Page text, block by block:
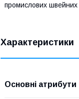
промислових швейних
Характеристики
Основні атрибути